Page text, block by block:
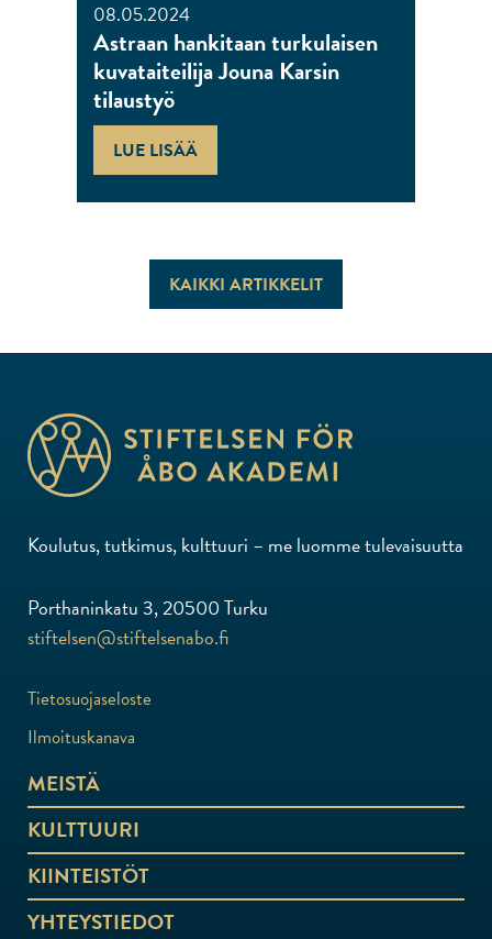
08.05.2024
Astraan hankitaan turkulaisen
kuvataiteilija Jouna Karsin
tilaustyö
LUE LISÄÄ
KAIKKI ARTIKKELIT
Koulutus, tutkimus, kulttuuri – me luomme tulevaisuutta
Porthaninkatu 3, 20500 Turku
stiftelsen@stiftelsenabo.fi
Tietosuojaseloste
Ilmoituskanava
MEISTÄ
KULTTUURI
KIINTEISTÖT
YHTEYSTIEDOT